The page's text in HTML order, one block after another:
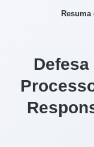
Resuma